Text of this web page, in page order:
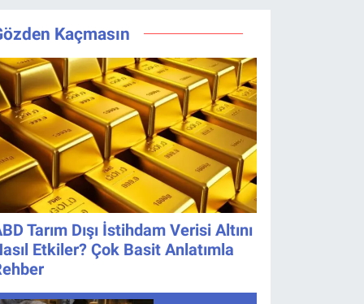
Kaçmasın
Tarım Dışı İstihdam Verisi Altını
Etkiler? Çok Basit Anlatımla